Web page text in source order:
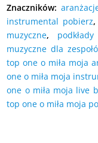
Znaczników:
instrumental pobierz,
muzyczne,
muzyczne dla
top one o miła moja
one o miła moja
one o miła moja live
top one o miła moja